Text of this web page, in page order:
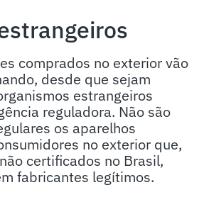
comprados no exterior vão
desde que sejam
estrangeiros
reguladora. Não são
os aparelhos
no exterior que,
certificados no Brasil,
fabricantes legítimos.